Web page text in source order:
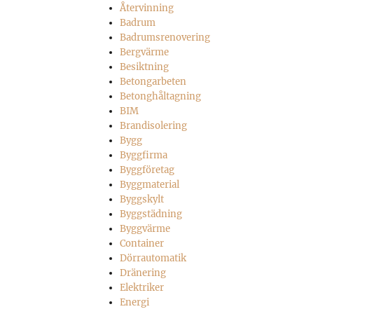
Återvinning
Badrum
Badrumsrenovering
Bergvärme
Besiktning
Betongarbeten
Betonghåltagning
BIM
Brandisolering
Bygg
Byggfirma
Byggföretag
Byggmaterial
Byggskylt
Byggstädning
Byggvärme
Container
Dörrautomatik
Dränering
Elektriker
Energi